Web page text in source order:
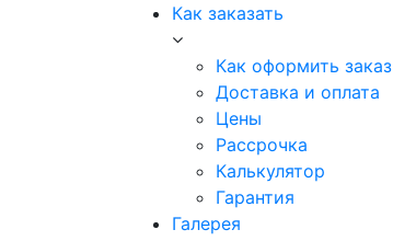
Как заказать
Как оформить заказ
Доставка и оплата
Цены
Рассрочка
Калькулятор
Гарантия
Галерея